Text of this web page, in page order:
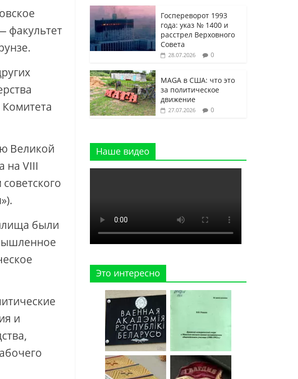
факультет
Великой
на VIII
были
и
Госпереворот 1993
года: указ № 1400 и
расстрел Верховного
Совета
28.07.2026 0
MAGA в США: что это
за политическое
движение
27.07.2026 0
Наше видео
Это интересно